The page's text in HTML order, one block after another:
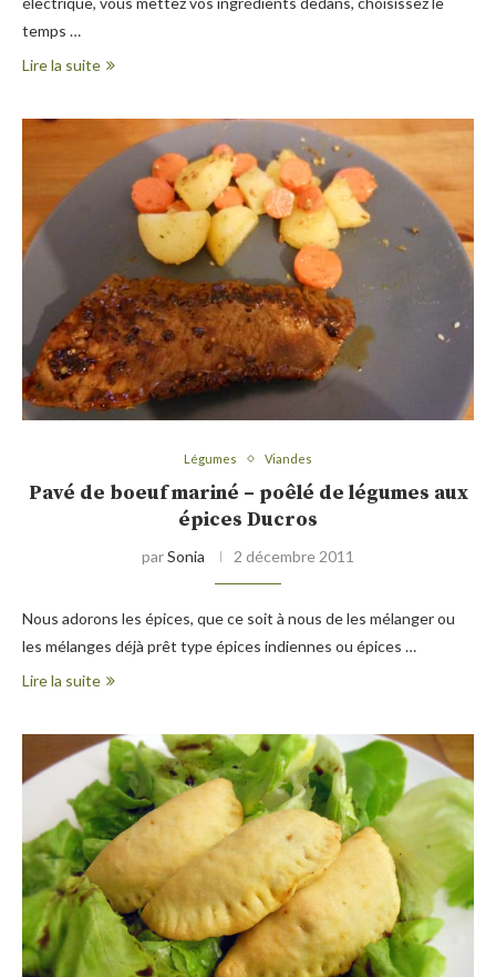
temps …
Lire la suite
Légumes Viandes
Pavé de boeuf mariné – poêlé de légumes aux
épices Ducros
parSonia 2 décembre 2011
Nous adorons les épices, que ce soit à nous de les mélanger ou
les mélanges déjà prêt type épices indiennes ou épices …
Lire la suite